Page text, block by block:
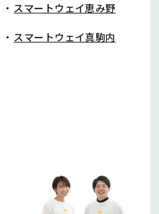
スマートウェイ恵み野
スマートウェイ真駒内